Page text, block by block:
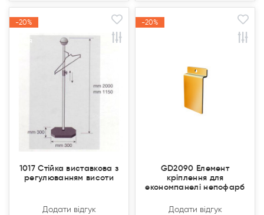
-20%
Акція
-20%
Акція
1017 Стійка виставкова з
регулюванням висоти
Додати відгук
-20%
-20%
GD2090 Елемент
кріплення для
економпанелі непофарб
Додати відгук